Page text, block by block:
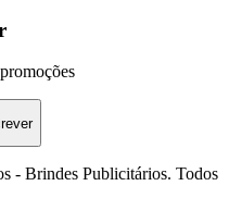
- Brindes Publicitários. Todos